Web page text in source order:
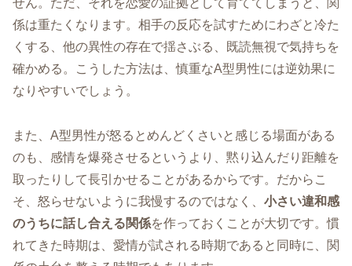
係は重たくなります。相手の反応を試すためにわざと冷た
くする、他の異性の存在で揺さぶる、既読無視で気持ちを
確かめる。こうした方法は、慎重なA型男性には逆効果に
なりやすいでしょう。
また、A型男性が怒るとめんどくさいと感じる場面がある
のも、感情を爆発させるというより、黙り込んだり距離を
取ったりして長引かせることがあるからです。だからこ
そ、怒らせないように我慢するのではなく、 小さい違和感
のうちに話し合える関係を作っておくことが大切です。慣
れてきた時期は、愛情が試される時期であると同時に、関